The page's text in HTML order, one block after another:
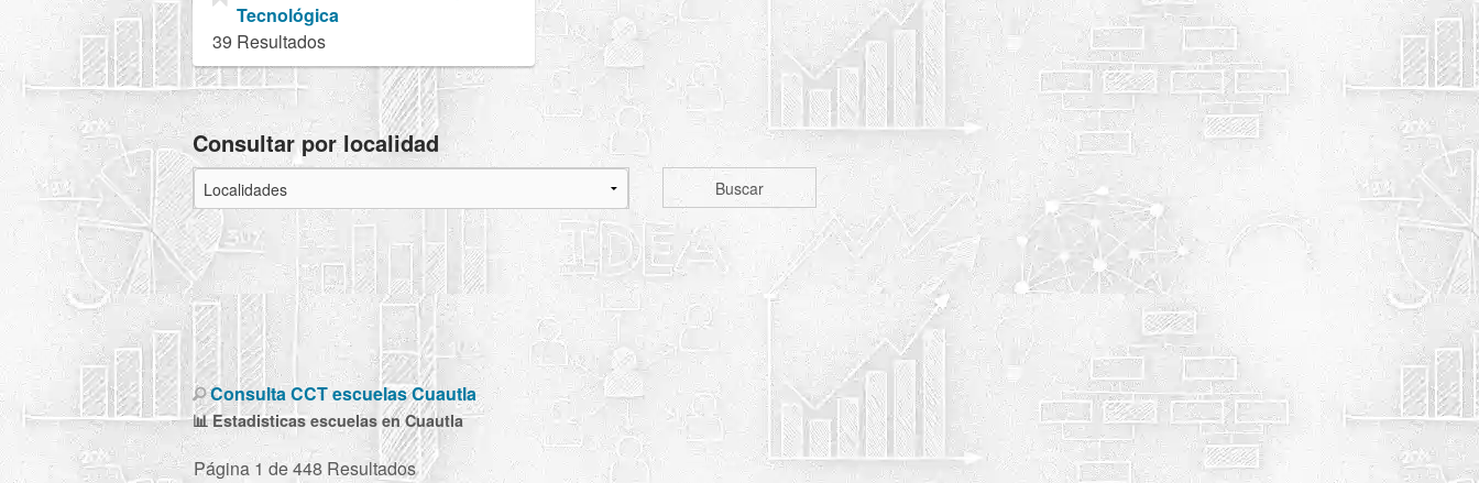
Tecnológica
39 Resultados
Consultar por localidad
Buscar
Consulta CCT escuelas Cuautla
📊 Estadisticas escuelas en Cuautla
Página 1 de 448 Resultados